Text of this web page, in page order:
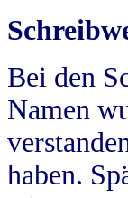
Bei den
Namen
haben.